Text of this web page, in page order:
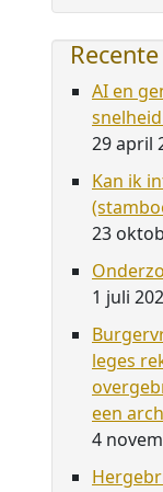
AI en
29 april
Kan ik
23
1 juli
leges
een
4